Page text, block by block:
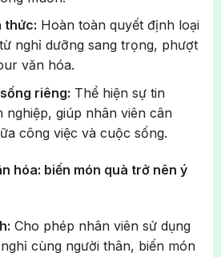
thức: Hoàn toàn quyết định loại
nghỉ dưỡng sang trọng, phượt
văn hóa.
riêng: Thể hiện sự tin
nghiệp, giúp nhân viên cân
công việc và cuộc sống.
hóa: biến món quà trở nên ý
Cho phép nhân viên sử dụng
cùng người thân, biến món